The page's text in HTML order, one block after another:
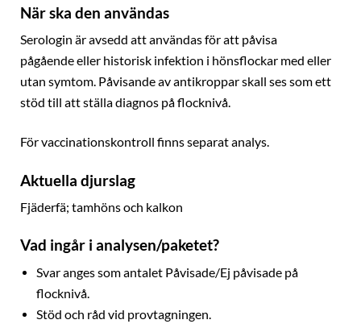
När ska den användas
Serologin är avsedd att användas för att påvisa
pågående eller historisk infektion i hönsflockar med eller
utan symtom. Påvisande av antikroppar skall ses som ett
stöd till att ställa diagnos på flocknivå.
För vaccinationskontroll finns separat analys.
Aktuella djurslag
Fjäderfä; tamhöns och kalkon
Vad ingår i analysen/paketet?
Svar anges som antalet Påvisade/Ej påvisade på
flocknivå.
Stöd och råd vid provtagningen.